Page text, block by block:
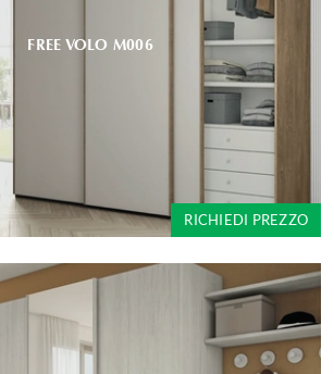
FREE VOLO M006
RICHIEDI PREZZO